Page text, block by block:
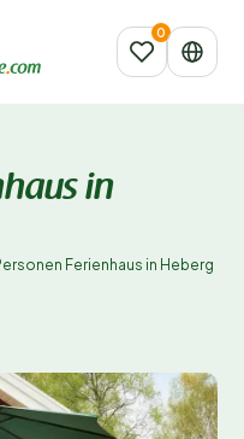
in
Ferienhaus in Heberg